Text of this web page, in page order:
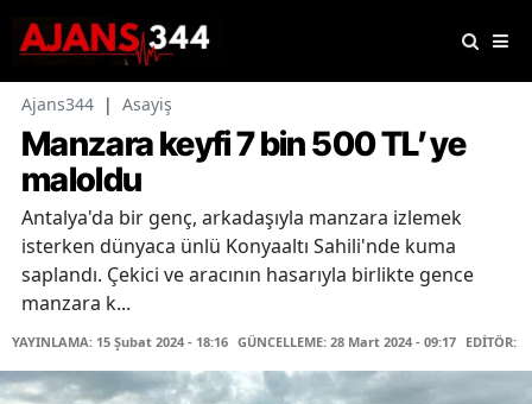
Ajans344 | Asayiş
Manzara keyfi 7 bin 500 TL’ye
maloldu
Antalya'da bir genç, arkadaşıyla manzara izlemek
isterken dünyaca ünlü Konyaaltı Sahili'nde kuma
saplandı. Çekici ve aracının hasarıyla birlikte gence
manzara k...
YAYINLAMA: 15 Şubat 2024 - 18:16 GÜNCELLEME: 28 Mart 2024 - 09:17 EDİTÖR: